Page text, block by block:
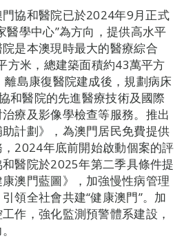
門協和醫院已於2024年9月正式
醫學中心”為方向，提供高水平
是本澳現時最大的醫療綜合
方米，總建築面積約43萬平方
島康復醫院建成後，規劃病床
和醫院的先進醫療技術及國際
療及影像學檢查等服務。推出
助計劃》，為澳門居民免費提供
2024年底前開始啟動個案的評
醫院於2025年第二季具條件提
澳門藍圖》，加強慢性病管理
領全社會共建“健康澳門”。加
作，強化監測預警體系建設，